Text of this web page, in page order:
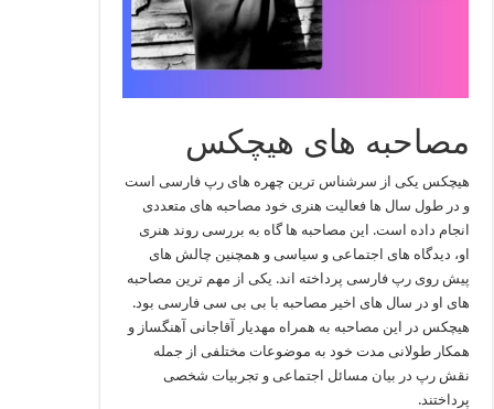
مصاحبه های هیچکس
هیچکس یکی از سرشناس ترین چهره‌ های رپ فارسی است
و در طول سال‌ ها فعالیت هنری خود مصاحبه‌ های متعددی
انجام داده است. این مصاحبه‌ ها گاه به بررسی روند هنری
او، دیدگاه‌ های اجتماعی و سیاسی و همچنین چالش‌ های
پیش روی رپ فارسی پرداخته‌ اند. یکی از مهم‌ ترین مصاحبه‌
های او در سال‌ های اخیر مصاحبه با بی‌ بی‌ سی فارسی بود.
هیچکس در این مصاحبه به همراه مهدیار آقاجانی آهنگساز و
همکار طولانی‌ مدت خود به موضوعات مختلفی از جمله
نقش رپ در بیان مسائل اجتماعی و تجربیات شخصی
پرداختند.